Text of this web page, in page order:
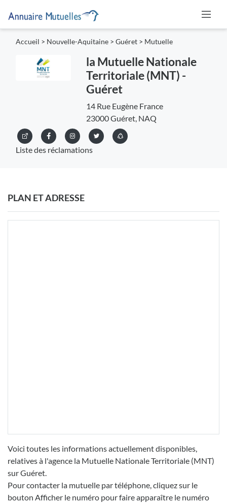
Accueil > Nouvelle-Aquitaine > Guéret > Mutuelle
la Mutuelle Nationale
Territoriale (MNT) -
Guéret
14 Rue Eugène France
23000 Guéret, NAQ
Liste des réclamations
PLAN ET ADRESSE
Voici toutes les informations actuellement disponibles,
relatives à l'agence la Mutuelle Nationale Territoriale (MNT)
sur Guéret.
Pour contacter la mutuelle par téléphone, cliquez sur le
bouton Afficher le numéro pour faire apparaître le numéro